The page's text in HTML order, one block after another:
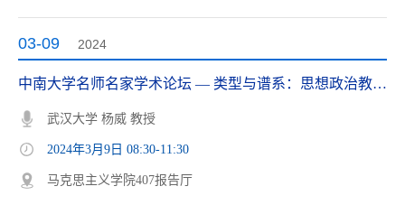
03-09 2024
中南大学名师名家学术论坛 — 类型与谱系：思想政治教育分类的形态学研究
武汉大学 杨威 教授
2024年3月9日 08:30-11:30
马克思主义学院407报告厅